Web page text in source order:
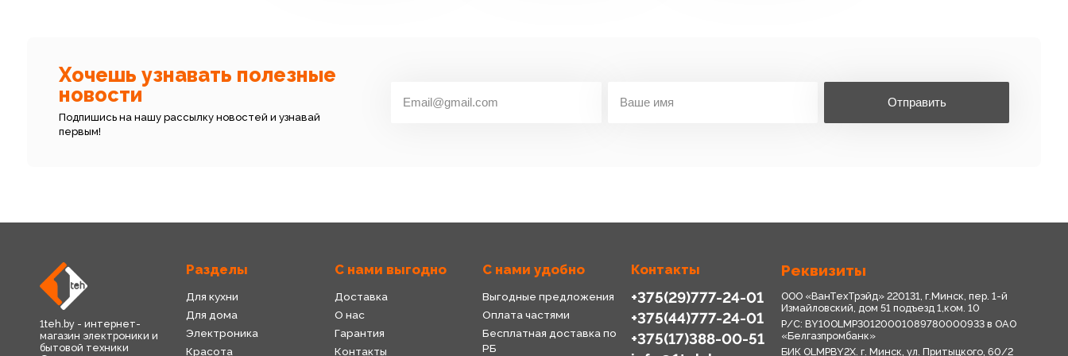
Хочешь узнавать полезные
новости
Подпишись на нашу рассылку новостей и узнавай
первым!
Отправить
1teh.by - интернет-
магазин электроники и
бытовой техники
Разделы
Для кухни
Для дома
Электроника
Красота
С нами выгодно
Доставка
О нас
Гарантия
Контакты
С нами удобно
Выгодные предложения
Оплата частями
Бесплатная доставка по
РБ
Контакты
+375(29)777-24-01
+375(44)777-24-01
+375(17)388-00-51
Реквизиты
ООО «ВанТехТрэйд» 220131, г.Минск, пер. 1-й
Измайловский, дом 51 подъезд 1,ком. 10
Р/С: BY10OLMP30120001089780000933 в OАО
«Белгазпромбанк»
БИК OLMPBY2X. г. Минск, ул. Притыцкого, 60/2